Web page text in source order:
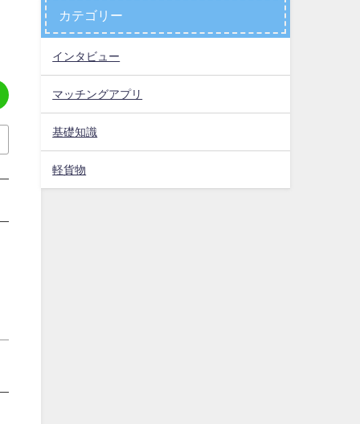
カテゴリー
インタビュー
マッチングアプリ
基礎知識
軽貨物